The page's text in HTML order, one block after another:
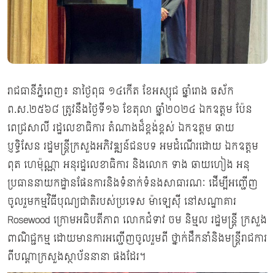
រាជធានីភ្នំពេញ៖ នាថ្ងៃពុធ ១៤កេីត ខែអស្សុជ ឆ្នាំរោង ឆស័ក
ព.ស.២៥៦៨ ត្រូវនឹងថ្ងៃទី១៦ ខែតុលា ឆ្នាំ២០២៤ ឯកឧត្តម ប៉ែន
ពេជ្រសាលី រដ្ឋលេខាធិការ តំណាងដ៏ខ្ពង់ខ្ពស់ ឯកឧត្តម ឆាយ
ប្ញទ្ធិសែន រដ្ឋមន្ត្រីក្រសួងអភិវឌ្ឍន៍ជនបទ អមដំណើរដោយ ឯកឧត្តម
ពុត ហេម៉ុណ្ណា អនុរដ្ឋលេខាធិការ និងលោក ទាង ឆាយហៀង អនុ
ប្រធាននាយកដ្ឋានផែនការនិងទំនាក់ទំនងសាធារណៈ ដើម្បីអញ្ជើញ
ចូលរួមកម្មវិធីបុណ្យជាតិរបស់ប្រទេស ម៉ាឡេស៊ី នៅសណ្ឋាគារ
Rosewood ក្រោមអធិបតីភាព លោកជំទាវ ចម និម្មល រដ្ឋមន្រ្តី ក្រសួង
ពាណិជ្ជកម្ម ដោយមានការអញ្ជេីញចូលរួមពី ថ្នាក់ដឹកនាំនិងមន្រ្តីរាជការ
ពីបណ្តាក្រសួងស្ថាប័ននានា ផងដែរ។